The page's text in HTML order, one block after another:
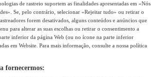
de rastreio suportem as finalidades apresentadas em «Nós
Se, pelo contrário, selecionar «Rejeitar tudo» ou retirar o
forem desativados, alguns conteúdos e anúncios que
para alterar as suas escolhas ou retirar o consentimento a
inferior da página Web (ou no ícone na parte inferior
em Website. Para mais informação, consulte a nossa política
fornecermos: